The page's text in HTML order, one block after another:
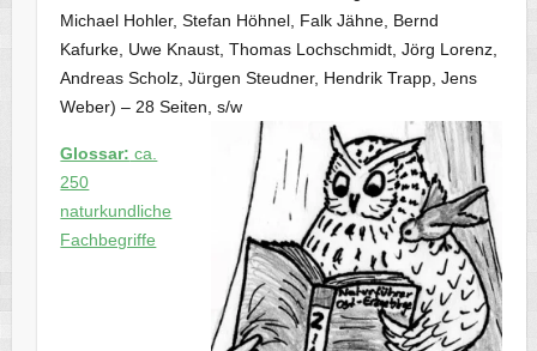
Michael Hohler, Stefan Höhnel, Falk Jähne, Bernd
Kafurke, Uwe Knaust, Thomas Lochschmidt, Jörg Lorenz,
Andreas Scholz, Jürgen Steudner, Hendrik Trapp, Jens
Weber) – 28 Seiten, s/w
Glossar: ca.
250
naturkundliche
Fachbegriffe